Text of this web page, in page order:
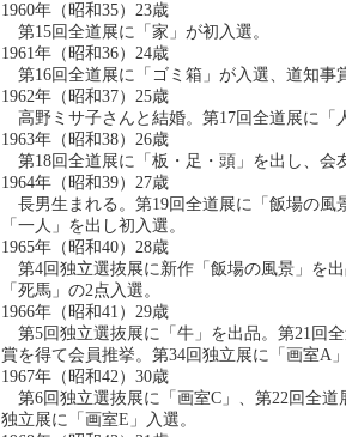
1960年（昭和35）23歳
第15回全道展に「家」が初入選。
1961年（昭和36）24歳
第16回全道展に「ゴミ箱」が入選、道知事
1962年（昭和37）25歳
高野ミサ子さんと結婚。第17回全道展に「
1963年（昭和38）26歳
第18回全道展に「板・足・頭」を出し、会
1964年（昭和39）27歳
長男生まれる。第19回全道展に「飯場の風
「一人」を出し初入選。
1965年（昭和40）28歳
第4回独立選抜展に新作「飯場の風景」を
「死馬」の2点入選。
1966年（昭和41）29歳
第5回独立選抜展に「牛」を出品。第21回
賞を得て会員推挙。第34回独立展に「画室A
1967年（昭和42）30歳
第6回独立選抜展に「画室C」、第22回全道
独立展に「画室E」入選。